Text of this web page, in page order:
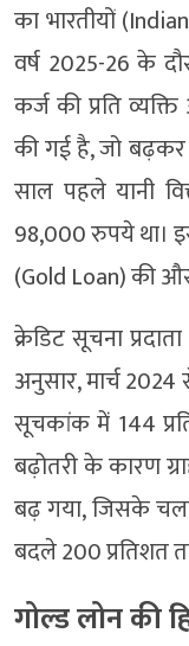
का भारतीयों
वर्ष 2025-26 के
कर्ज की प्रति
की गई है, जो
साल पहले यानी
98,000 रुपये था।
(Gold Loan) की
क्रेडिट सूचना
अनुसार, मार्च
सूचकांक में 144
बढ़ोतरी के कारण
बढ़ गया, जिसके
बदले 200 प्रतिशत
गोल्ड लोन की